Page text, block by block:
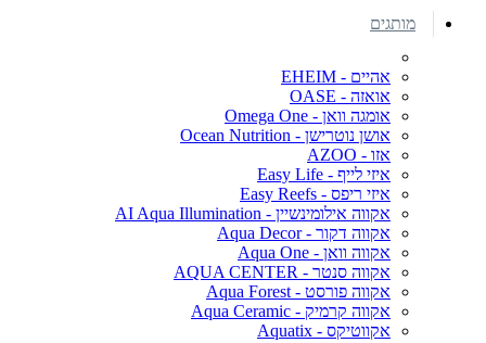
מותגים
אהיים - EHEIM
אואזה - OASE
אומגה וואן - Omega One
אושן נוטרישן - Ocean Nutrition
אזו - AZOO
איזי לייף - Easy Life
איזי ריפס - Easy Reefs
אקווה אילומינשיין - AI Aqua Illumination
אקווה דקור - Aqua Decor
אקווה וואן - Aqua One
אקווה סנטר - AQUA CENTER
אקווה פורסט - Aqua Forest
אקווה קרמיק - Aqua Ceramic
אקווטיקס - Aquatix